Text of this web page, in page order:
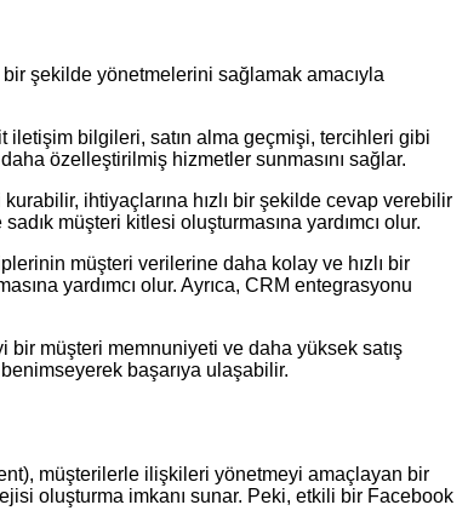
şekilde yönetmelerini sağlamak amacıyla
iletişim bilgileri, satın alma geçmişi, tercihleri gibi
özelleştirilmiş hizmetler sunmasını sağlar.
ihtiyaçlarına hızlı bir şekilde cevap verebilir
müşteri kitlesi oluşturmasına yardımcı olur.
müşteri verilerine daha kolay ve hızlı bir
yardımcı olur. Ayrıca, CRM entegrasyonu
bir müşteri memnuniyeti ve daha yüksek satış
başarıya ulaşabilir.
müşterilerle ilişkileri yönetmeyi amaçlayan bir
oluşturma imkanı sunar. Peki, etkili bir Facebook